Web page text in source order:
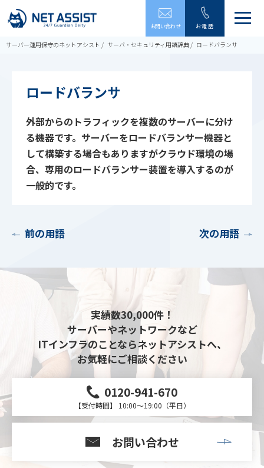
お問い合わせ お電話
メ
サーバー運用保守のネットアシスト サーバ・セキュリティ用語辞典 ロードバランサ
ロードバランサ
外部からのトラフィックを複数のサーバーに分け
る機器です。サーバーをロードバランサー機器と
して構築する場合もありますがクラウド環境の場
合、専用のロードバランサー装置を導入するのが
一般的です。
前の用語 次の用語
実績数30,000件！
サーバーやネットワークなど
ITインフラのことならネットアシストへ、
お気軽にご相談ください
0120-941-670
【受付時間】 10:00～19:00（平日）
お問い合わせ